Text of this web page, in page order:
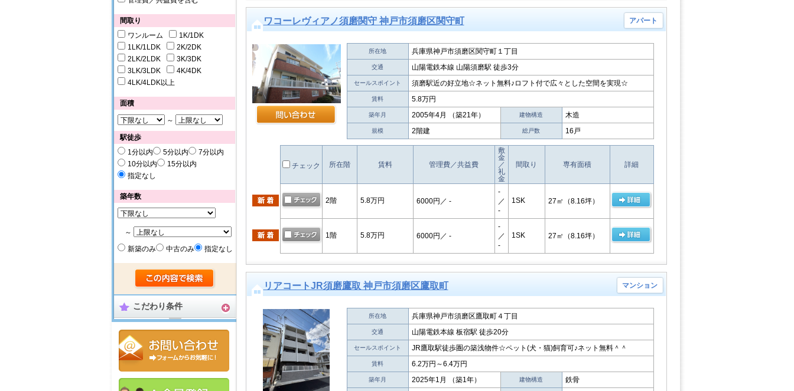
間取り
ワンルーム
1K/1DK
1LK/1LDK
2K/2DK
2LK/2LDK
3K/3DK
3LK/3LDK
4K/4DK
4LK/4LDK以上
面積
～
駅徒歩
1分以内
5分以内
7分以内
10分以内
15分以内
指定なし
築年数
～
新築のみ
中古のみ 指定なし
こだわり条件
ワコーレヴィアノ須磨関守 神戸市須磨区関守町 アパート
所在地 兵庫県神戸市須磨区関守町１丁目
交通 山陽電鉄本線 山陽須磨駅 徒歩3分
セールスポイント 須磨駅近の好立地☆ネット無料♪ロフト付で広々とした空間を実現☆
賃料 5.8万円
築年月 2005年4月 （築21年） 建物構造 木造
規模 2階建 総戸数 16戸
チェック 所在階 賃料 管理費／共益費
敷
金
／
礼
金
間取り 専有面積 詳細
2階 5.8万円 6000円 ／ -
-
／
-
1SK 27㎡ （8.16坪）
1階 5.8万円 6000円 ／ -
-
／
-
1SK 27㎡ （8.16坪）
リアコートJR須磨鷹取 神戸市須磨区鷹取町 マンション
所在地 兵庫県神戸市須磨区鷹取町４丁目
交通 山陽電鉄本線 板宿駅 徒歩20分
セールスポイント JR鷹取駅徒歩圏の築浅物件☆ペット(犬・猫)飼育可♪ネット無料＾＾
賃料 6.2万円～6.4万円
築年月 2025年1月 （築1年） 建物構造 鉄骨